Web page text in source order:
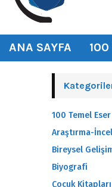
ANA SAYFA 100
100 Temel
Araştırma-
Bireysel
Biyografi
Çocuk Kitapları